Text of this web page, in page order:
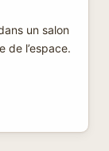
un salon
de l’espace.